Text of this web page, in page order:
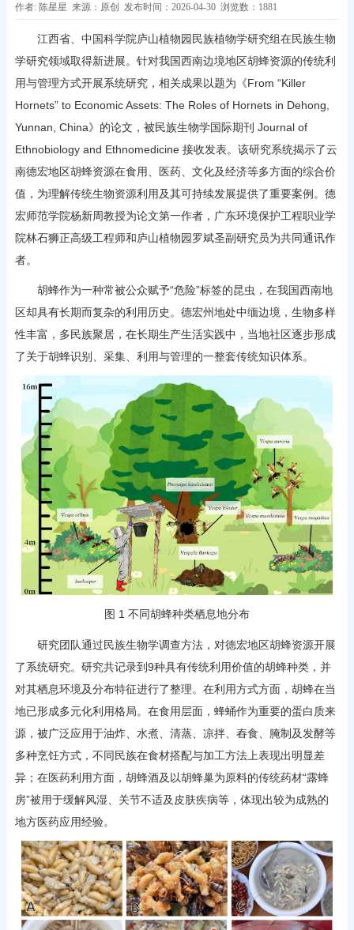
作者: 陈星星 来源：原创 发布时间：2026-04-30 浏览数：1881
江西省、中国科学院庐山植物园民族植物学研究组在民族生物
学研究领域取得新进展。针对我国西南边境地区胡蜂资源的传统利
用与管理方式开展系统研究，相关成果以题为《From “Killer
Hornets” to Economic Assets: The Roles of Hornets in Dehong,
Yunnan, China》的论文，被民族生物学国际期刊 Journal of
Ethnobiology and Ethnomedicine 接收发表。该研究系统揭示了云
南德宏地区胡蜂资源在食用、医药、文化及经济等多方面的综合价
值，为理解传统生物资源利用及其可持续发展提供了重要案例。德
宏师范学院杨新周教授为论文第一作者，广东环境保护工程职业学
院林石狮正高级工程师和庐山植物园罗斌圣副研究员为共同通讯作
者。
胡蜂作为一种常被公众赋予“危险”标签的昆虫，在我国西南地
区却具有长期而复杂的利用历史。德宏州地处中缅边境，生物多样
性丰富，多民族聚居，在长期生产生活实践中，当地社区逐步形成
了关于胡蜂识别、采集、利用与管理的一整套传统知识体系。
图 1 不同胡蜂种类栖息地分布
研究团队通过民族生物学调查方法，对德宏地区胡蜂资源开展
了系统研究。研究共记录到9种具有传统利用价值的胡蜂种类，并
对其栖息环境及分布特征进行了整理。在利用方式方面，胡蜂在当
地已形成多元化利用格局。在食用层面，蜂蛹作为重要的蛋白质来
源，被广泛应用于油炸、水煮、清蒸、凉拌、舂食、腌制及发酵等
多种烹饪方式，不同民族在食材搭配与加工方法上表现出明显差
异；在医药利用方面，胡蜂酒及以胡蜂巢为原料的传统药材“露蜂
房”被用于缓解风湿、关节不适及皮肤疾病等，体现出较为成熟的
地方医药应用经验。